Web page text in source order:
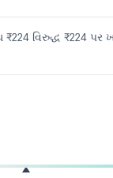
વિરુદ્ધ ₹224 પર